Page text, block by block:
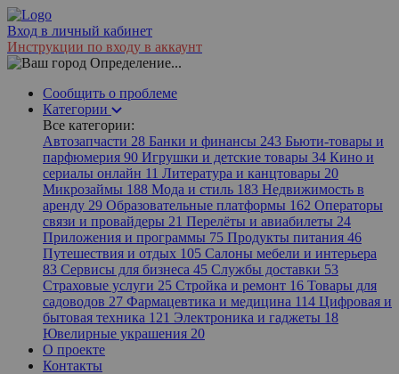
Вход в личный кабинет
Инструкции по входу в аккаунт
Определение...
Сообщить о проблеме
Категории
Все категории:
Автозапчасти 28 Банки и финансы 243 Бьюти-товары и
парфюмерия 90 Игрушки и детские товары 34 Кино и
сериалы онлайн 11 Литература и канцтовары 20
Микрозаймы 188 Мода и стиль 183 Недвижимость в
аренду 29 Образовательные платформы 162 Операторы
связи и провайдеры 21 Перелёты и авиабилеты 24
Приложения и программы 75 Продукты питания 46
Путешествия и отдых 105 Салоны мебели и интерьера
83 Сервисы для бизнеса 45 Службы доставки 53
Страховые услуги 25 Стройка и ремонт 16 Товары для
садоводов 27 Фармацевтика и медицина 114 Цифровая и
бытовая техника 121 Электроника и гаджеты 18
Ювелирные украшения 20
О проекте
Контакты